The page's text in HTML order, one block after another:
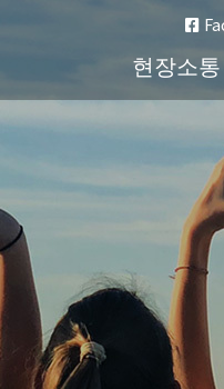
현장소통